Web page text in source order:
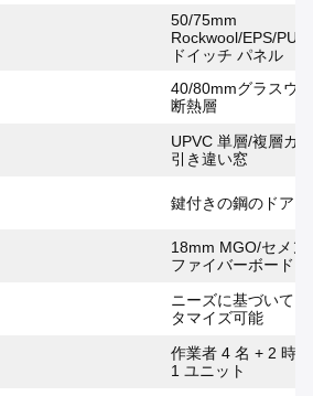
50/75mm
Rockwool/EPS/PU
ドイッチ パネル
40/80mmグラスウ
断熱層
UPVC 単層/複層ガ
引き違い窓
鍵付きの鋼のドア
18mm MGO/セメン
ファイバーボード
ニーズに基づいてカ
タマイズ可能
作業者 4 名 + 2 時
1 ユニット